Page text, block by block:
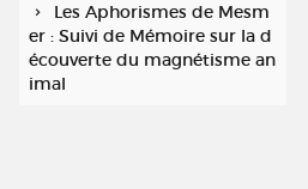
Les Aphorismes de Mesm
er : Suivi de Mémoire sur la d
écouverte du magnétisme an
imal